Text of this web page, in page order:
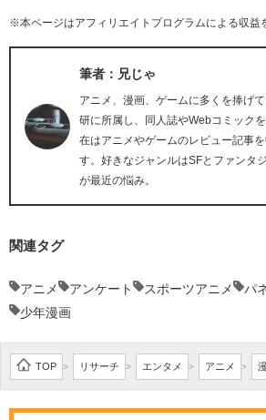
※本ページはアフィリエイトプログラムによる収益
筆者：兄じゃ
アニメ、漫画、ゲームに多くを捧げ
研に所属し、同人誌やWebコミック
在はアニメやゲームのレビュー記事
す。好きなジャンルはSFとファンタ
が最近の悩み。
関連タグ
アニメ アンケート スポーツアニメ パ
少年漫画
TOP > リサーチ > エンタメ > アニメ >